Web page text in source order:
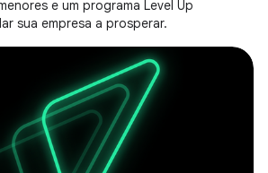
e um programa Level Up
sua empresa a prosperar.